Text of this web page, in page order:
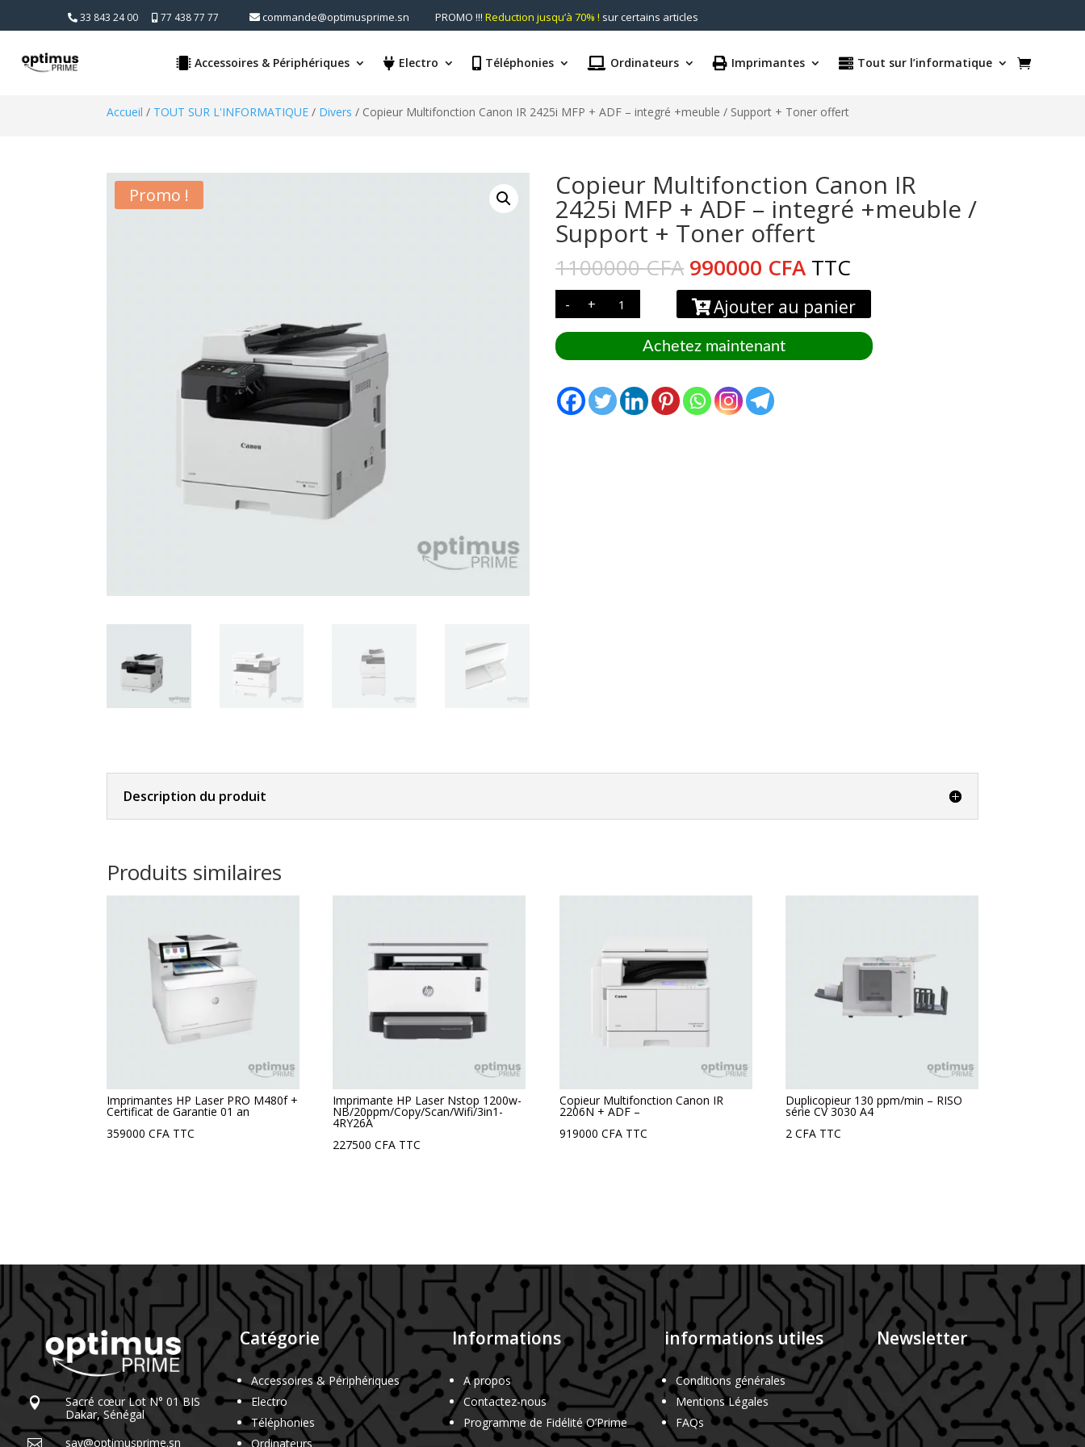
33 843 24 00 77 438 77 77 commande@optimusprime.sn PROMO !!! Reduction jusqu’à 70% ! sur certains articles
Accessoires & Périphériques Electro Téléphonies Ordinateurs Imprimantes Tout sur l’informatique
Accueil / TOUT SUR L'INFORMATIQUE / Divers / Copieur Multifonction Canon IR 2425i MFP + ADF – integré +meuble / Support + Toner offert
Promo ! Copieur Multifonction Canon IR
2425i MFP + ADF – integré +meuble /
Support + Toner offert
1100000CFA Le
prix
initial
était :
1100000 CFA.
990000 CFALe
prix
actuel
est :
990000 CFA.
TTC
-
quantité
Copieur
Multifonction
2425i
+
ADF
-
integré
+ Ajouter au panier
Achetez maintenant
Description du produit
Produits similaires
Imprimantes HP Laser PRO M480f +
Certificat de Garantie 01 an
359000 CFA TTC
Imprimante HP Laser Nstop 1200w-
NB/20ppm/Copy/Scan/Wifi/3in1-
4RY26A
227500CFA TTC
Copieur Multifonction Canon IR
2206N + ADF –
919000 CFA TTC
Duplicopieur 130 ppm/min – RISO
série CV 3030 A4
2 CFA TTC

Sacré cœur Lot N° 01 BIS
Dakar, Sénégal
 sav@optimusprime.sn
Catégorie
Accessoires & Périphériques
Electro
Téléphonies
Ordinateurs
Informations
A propos
Contactez-nous
Programme de Fidélité O’Prime
informations utiles
Conditions générales
Mentions Légales
FAQs
Newsletter